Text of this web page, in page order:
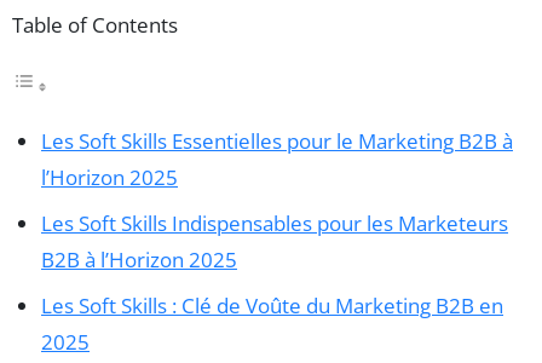
Table of Contents
Les Soft Skills Essentielles pour le Marketing B2B à
l’Horizon 2025
Les Soft Skills Indispensables pour les Marketeurs
B2B à l’Horizon 2025
Les Soft Skills : Clé de Voûte du Marketing B2B en
2025